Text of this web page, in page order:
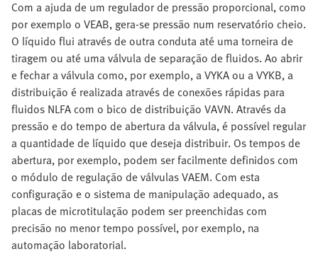
Com a ajuda de um regulador de pressão proporcional, como
por exemplo o VEAB, gera-se pressão num reservatório cheio.
O líquido flui através de outra conduta até uma torneira de
tiragem ou até uma válvula de separação de fluidos. Ao abrir
e fechar a válvula como, por exemplo, a VYKA ou a VYKB, a
distribuição é realizada através de conexões rápidas para
fluidos NLFA com o bico de distribuição VAVN. Através da
pressão e do tempo de abertura da válvula, é possível regular
a quantidade de líquido que deseja distribuir. Os tempos de
abertura, por exemplo, podem ser facilmente definidos com
o módulo de regulação de válvulas VAEM. Com esta
configuração e o sistema de manipulação adequado, as
placas de microtitulação podem ser preenchidas com
precisão no menor tempo possível, por exemplo, na
automação laboratorial.